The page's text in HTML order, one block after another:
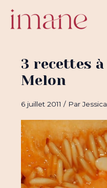
contenu
3 recettes à
Melon
6 juillet 2011/ Par